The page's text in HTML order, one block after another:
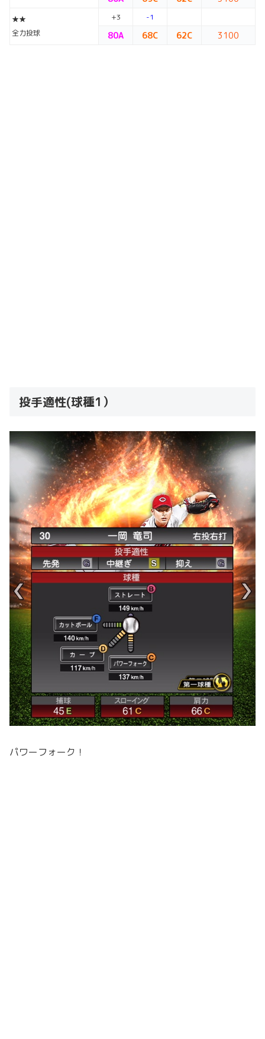
★★
全力投球
+3 -1
80A 68C 62C 3100
投手適性(球種1）
パワーフォーク！